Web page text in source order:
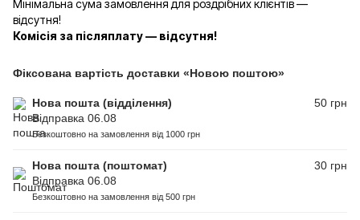
Мінімальна сума замовлення для роздрібних клієнтів —
відсутня!
Комісія за післяплату — відсутня!
Фіксована вартість доставки «Новою поштою»
Нова пошта (відділення)
Відправка 06.08
Безкоштовно на замовлення від 1000 грн
50 грн
Нова пошта (поштомат)
Відправка 06.08
Безкоштовно на замовлення від 500 грн
30 грн